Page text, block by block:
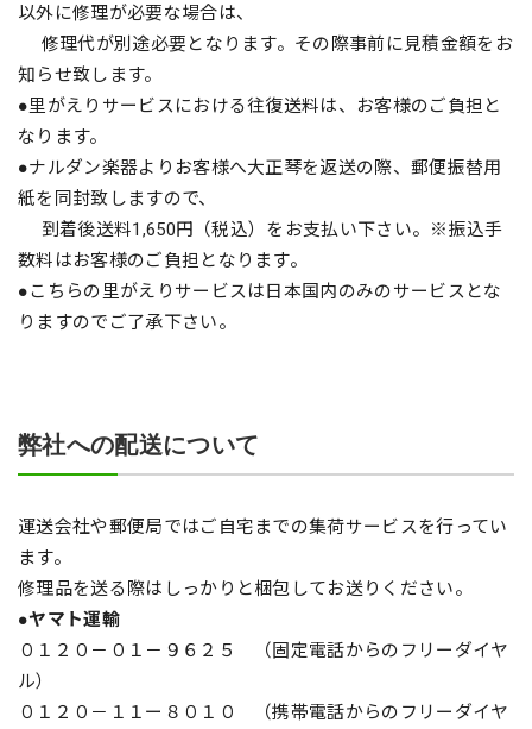
以外に修理が必要な場合は、
修理代が別途必要となります。その際事前に見積金額をお
知らせ致します。
●里がえりサービスにおける往復送料は、お客様のご負担と
なります。
●ナルダン楽器よりお客様へ大正琴を返送の際、郵便振替用
紙を同封致しますので、
到着後送料1,650円（税込）をお支払い下さい。※振込手
数料はお客様のご負担となります。
●こちらの里がえりサービスは日本国内のみのサービスとな
りますのでご了承下さい。
弊社への配送について
運送会社や郵便局ではご自宅までの集荷サービスを行ってい
ます。
修理品を送る際はしっかりと梱包してお送りください。
●ヤマト運輸
０１２０－０１－９６２５ （固定電話からのフリーダイヤ
ル）
０１２０－１１ー８０１０ （携帯電話からのフリーダイヤ